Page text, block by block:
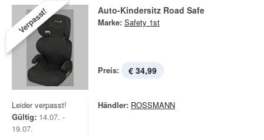
Verpasst! Auto-Kindersitz Road Safe
Marke: Safety 1st
Preis: € 34,99
Leider verpasst!
Gültig: 14.07. -
19.07.
Händler: ROSSMANN